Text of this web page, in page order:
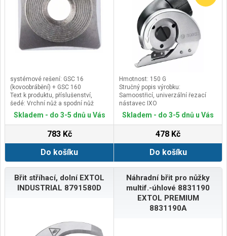
systémové rešení: GSC 16
(kovoobrábění) + GSC 160
Text k produktu, příslušenství,
šedé: Vrchní nůž a spodní nůž
Skladem - do 3-5 dnů u Vás
783 Kč
Do košíku
Hmotnost: 150 G
Stručný popis výrobku:
Samoostřicí, univerzální řezací
nástavec IXO
Vlastnosti hlavního výrobku:
Snadný a rychlý zacvakávací
mechanismus
Podsekce kategorie produktů:
Systémové příslušenství IXO
Skladem - do 3-5 dnů u Vás
478 Kč
Do košíku
Břit stříhací, dolní EXTOL
INDUSTRIAL 8791580D
Náhradní břit pro nůžky
multif.-úhlové 8831190
EXTOL PREMIUM
8831190A